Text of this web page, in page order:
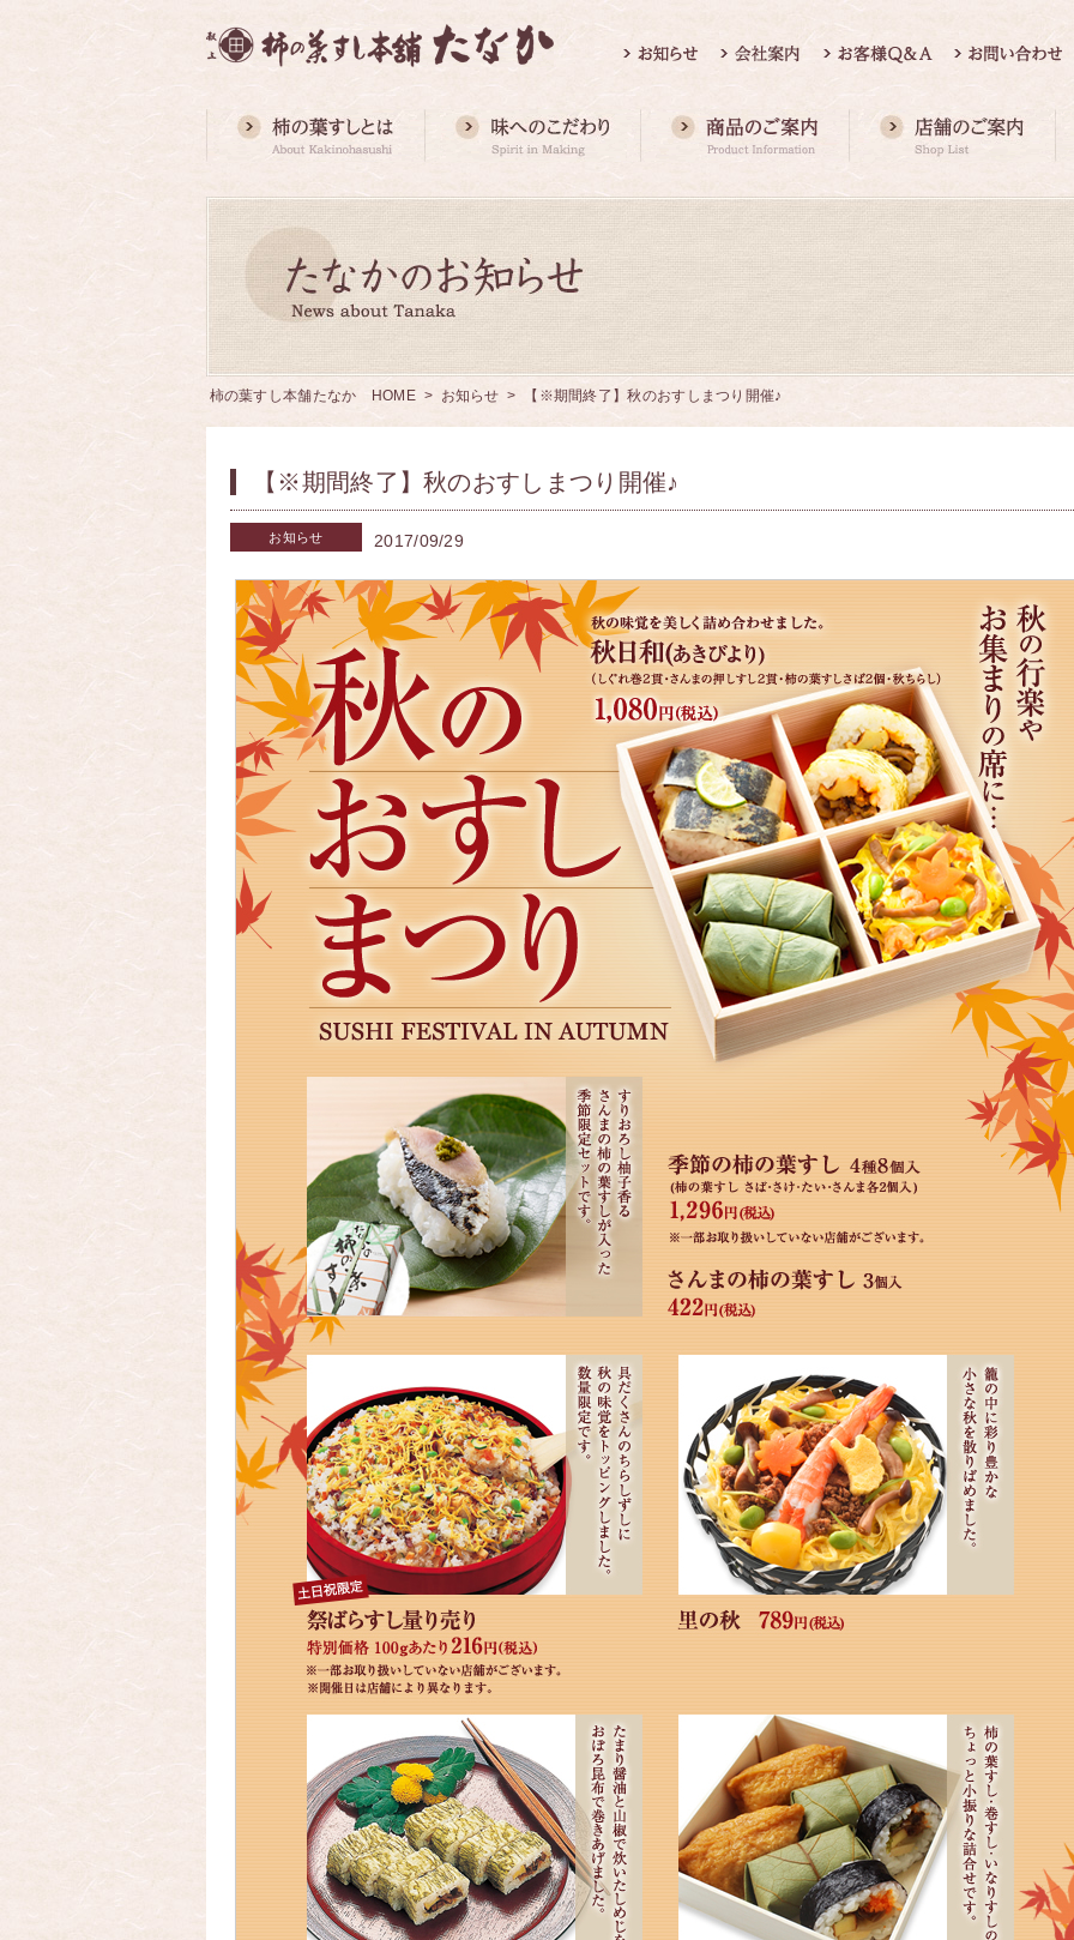
柿の葉すし本舗たなか HOME > お知らせ > 【※期間終了】秋のおすしまつり開催♪
【※期間終了】秋のおすしまつり開催♪
お知らせ 2017/09/29